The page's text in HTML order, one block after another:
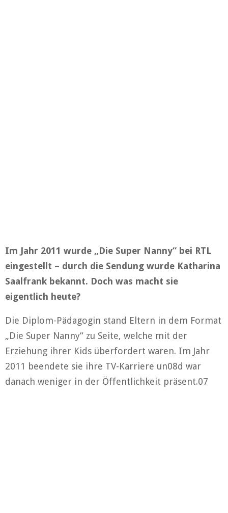
Im Jahr 2011 wurde „Die Super Nanny“ bei RTL
eingestellt – durch die Sendung wurde Katharina
Saalfrank bekannt. Doch was macht sie
eigentlich heute?
Die Diplom-Pädagogin stand Eltern in dem Format
„Die Super Nanny“ zu Seite, welche mit der
Erziehung ihrer Kids überfordert waren. Im Jahr
2011 beendete sie ihre TV-Karriere un08d war
danach weniger in der Öffentlichkeit präsent.07